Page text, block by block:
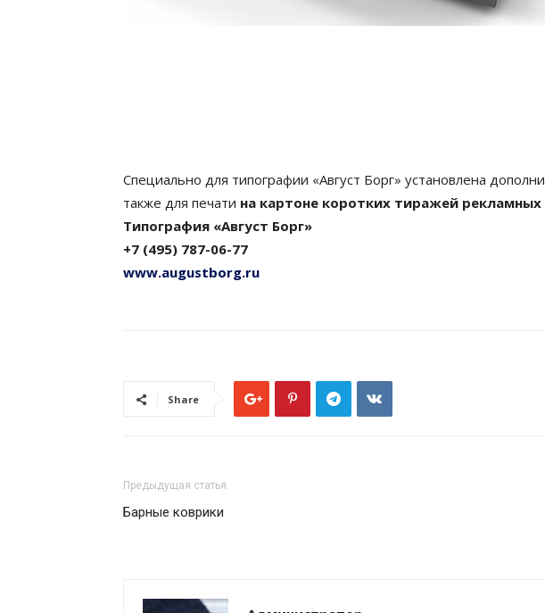
Специально для типографии «Август Борг» установлена
также для печати на картоне коротких тиражей
Типография «Август Борг»
+7 (495) 787-06-77
www.augustborg.ru
Share
Предыдущая статья
Барные коврики